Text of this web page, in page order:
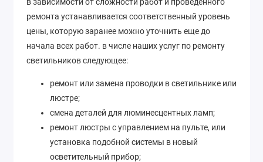
ремонта устанавливается соответственный уровень
цены, которую заранее можно уточнить еще до
начала всех работ. в числе наших услуг по ремонту
светильников следующее:
ремонт или замена проводки в светильнике или
люстре;
смена деталей для люминесцентных ламп;
ремонт люстры с управлением на пульте, или
установка подобной системы в новый
осветительный прибор;